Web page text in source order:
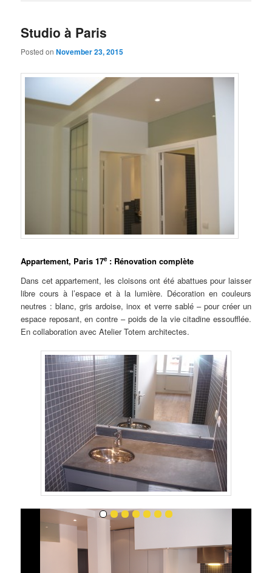
Studio à Paris
Posted onNovember 23, 2015
Appartement, Paris 17e : Rénovation complète
Dans cet appartement, les cloisons ont été abattues pour laisser
libre cours à l’espace et à la lumière. Décoration en couleurs
neutres : blanc, gris ardoise, inox et verre sablé – pour créer un
espace reposant, en contre – poids de la vie citadine essoufflée.
En collaboration avec Atelier Totem architectes.